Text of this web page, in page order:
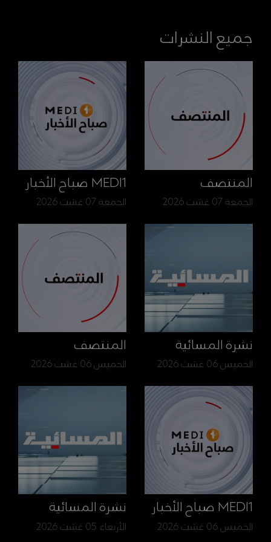
جميع النشرات
المنتصف
الجمعة 07 غشت 2026
MEDI1 صباح الأخبار
الجمعة 07 غشت 2026
نشرة المسائية
الخميس 06 غشت 2026
المنتصف
الخميس 06 غشت 2026
MEDI1 صباح الأخبار
الخميس 06 غشت 2026
نشرة المسائية
الأربعاء 05 غشت 2026